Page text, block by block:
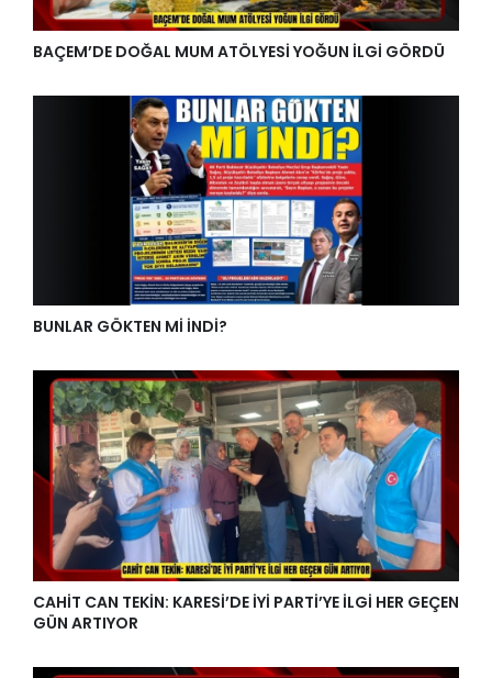
BAÇEM’DE DOĞAL MUM ATÖLYESİ YOĞUN İLGİ GÖRDÜ
BUNLAR GÖKTEN Mİ İNDİ?
CAHİT CAN TEKİN: KARESİ’DE İYİ PARTİ’YE İLGİ HER GEÇEN
GÜN ARTIYOR